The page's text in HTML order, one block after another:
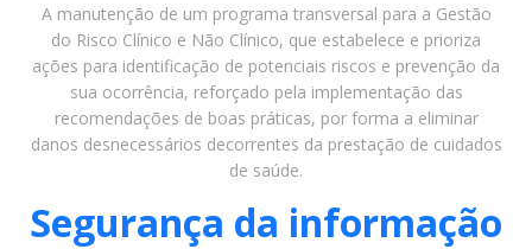
A manutenção de um programa transversal para a Gestão
do Risco Clínico e Não Clínico, que estabelece e prioriza
ações para identificação de potenciais riscos e prevenção da
sua ocorrência, reforçado pela implementação das
recomendações de boas práticas, por forma a eliminar
danos desnecessários decorrentes da prestação de cuidados
de saúde.
Segurança da informação